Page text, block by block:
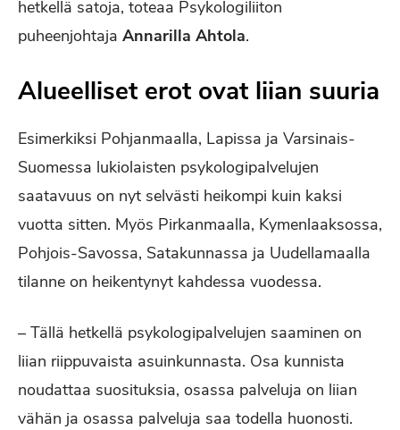
hetkellä satoja, toteaa Psykologiliiton
puheenjohtaja Annarilla Ahtola.
Alueelliset erot ovat liian suuria
Esimerkiksi Pohjanmaalla, Lapissa ja Varsinais-
Suomessa lukiolaisten psykologipalvelujen
saatavuus on nyt selvästi heikompi kuin kaksi
vuotta sitten. Myös Pirkanmaalla, Kymenlaaksossa,
Pohjois-Savossa, Satakunnassa ja Uudellamaalla
tilanne on heikentynyt kahdessa vuodessa.
– Tällä hetkellä psykologipalvelujen saaminen on
liian riippuvaista asuinkunnasta. Osa kunnista
noudattaa suosituksia, osassa palveluja on liian
vähän ja osassa palveluja saa todella huonosti.